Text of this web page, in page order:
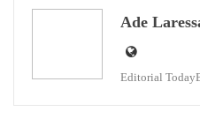
Ade
Editorial